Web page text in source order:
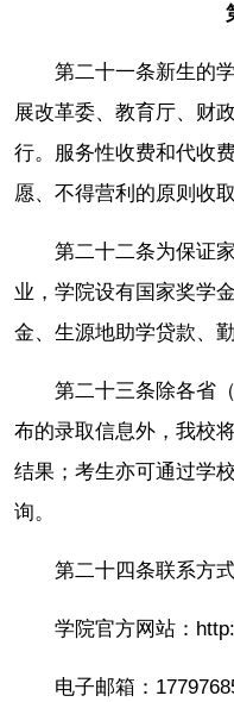
第二十一条新生的
展改革委、教育厅、财
行。服务性收费和代收
愿、不得营利的原则收取
第二十二条为保证
业，学院设有国家奖学
金、生源地助学贷款、
第二十三条除各省
布的录取信息外，我校
结果；考生亦可通过学
询。
第二十四条联系方
学院官方网站：
电子邮箱：